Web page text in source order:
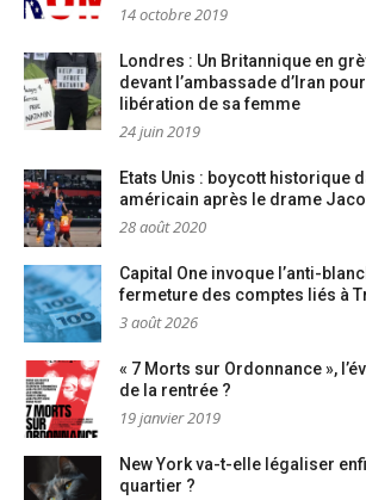
14 octobre 2019
Londres : Un Britannique en
devant l’ambassade d’Iran
libération de sa femme
24 juin 2019
Etats Unis : boycott historique
américain après le drame
28 août 2020
Capital One invoque l’anti-
fermeture des comptes liés à
3 août 2026
« 7 Morts sur Ordonnance »,
de la rentrée ?
19 janvier 2019
New York va-t-elle légaliser
quartier ?